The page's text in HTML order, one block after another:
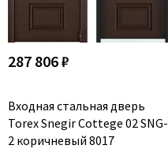
287 806 ₽
Входная стальная дверь
Torex Snegir Cottege 02 SNG-
2 коричневый 8017